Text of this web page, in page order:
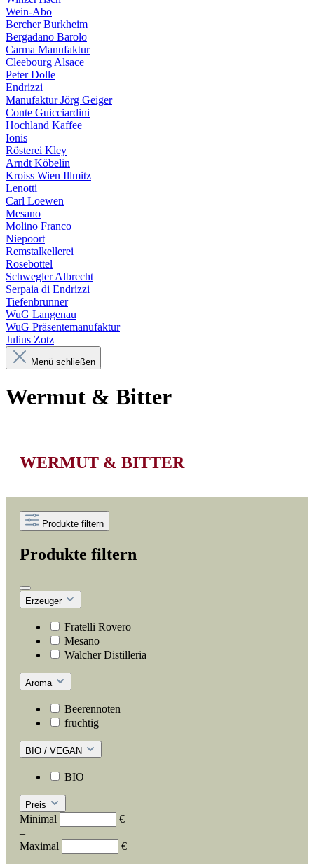
Wein-Abo
Bercher Burkheim
Bergadano Barolo
Carma Manufaktur
Cleebourg Alsace
Peter Dolle
Endrizzi
Manufaktur Jörg Geiger
Conte Guicciardini
Hochland Kaffee
Ionis
Rösterei Kley
Arndt Köbelin
Kroiss Wien Illmitz
Lenotti
Carl Loewen
Mesano
Molino Franco
Niepoort
Remstalkellerei
Rosebottel
Schwegler Albrecht
Serpaia di Endrizzi
Tiefenbrunner
WuG Langenau
WuG Präsentemanufaktur
Julius Zotz
Menü schließen
Wermut & Bitter
WERMUT & BITTER
Produkte filtern
Produkte filtern
Erzeuger
Fratelli Rovero
Mesano
Walcher Distilleria
Aroma
Beerennoten
fruchtig
BIO / VEGAN
BIO
Preis
Minimal
€
–
Maximal
€